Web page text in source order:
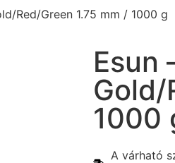
Red/Green 1.75 mm / 1000 g
Esun
Gold/
1000
A várható